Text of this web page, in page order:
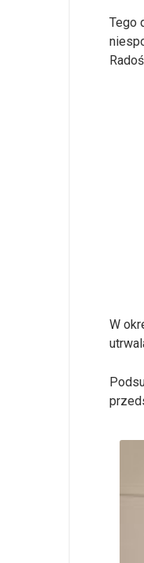
Tego
W